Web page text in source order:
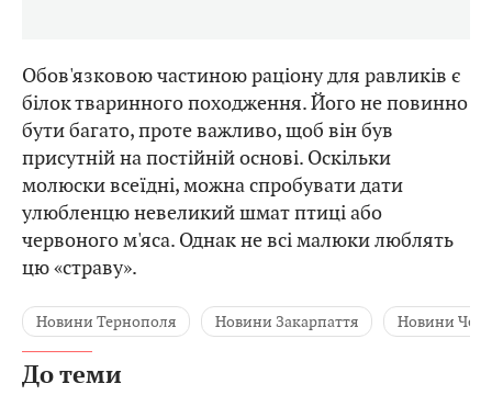
Обов'язковою частиною раціону для равликів є
білок тваринного походження. Його не повинно
бути багато, проте важливо, щоб він був
присутній на постійній основі. Оскільки
молюски всеїдні, можна спробувати дати
улюбленцю невеликий шмат птиці або
червоного м'яса. Однак не всі малюки люблять
цю «страву».
Новини Тернополя Новини Закарпаття Новини
До теми